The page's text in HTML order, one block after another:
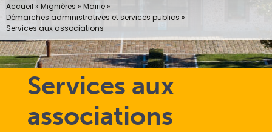
Services aux
associations
Accueil » Mignières » Mairie»
Démarches administratives et services publics »
Services aux associations